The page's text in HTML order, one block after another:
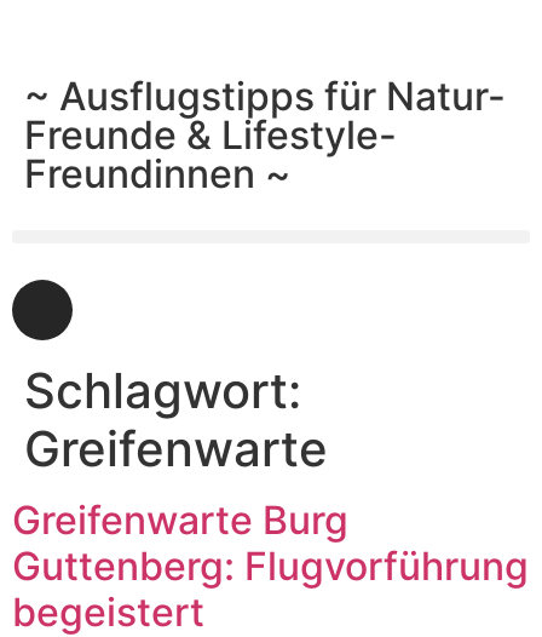
~ Ausflugstipps für Natur-
Freunde & Lifestyle-
Freundinnen ~
Schlagwort:
Greifenwarte
Greifenwarte Burg
Guttenberg: Flugvorführung
begeistert